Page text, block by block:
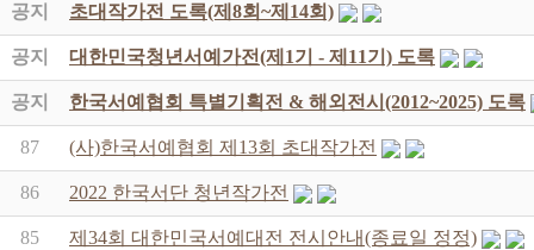
공지 초대작가전 도록(제8회~제14회)
공지 대한민국청년서예가전(제1기 - 제11기) 도록
공지 한국서예협회 특별기획전 & 해외전시(2012~2025) 도록
87 (사)한국서예협회 제13회 초대작가전
86 2022 한국서단 청년작가전
85 제34회 대한민국서예대전 전시안내(종료일 정정)